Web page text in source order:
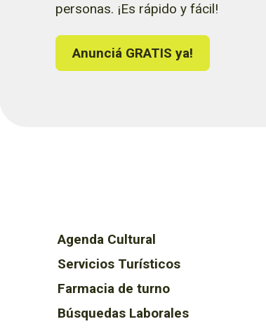
personas. ¡Es rápido y fácil!
Anunciá GRATIS ya!
Agenda Cultural
Servicios Turísticos
Farmacia de turno
Búsquedas Laborales